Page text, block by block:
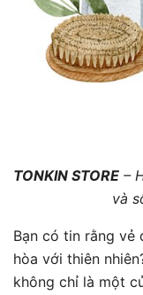
TONKIN STORE –
và
Bạn có tin rằng vẻ
hòa với thiên
không chỉ là một